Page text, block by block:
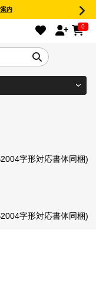
内
0
字形対応書体同梱)
字形対応書体同梱)